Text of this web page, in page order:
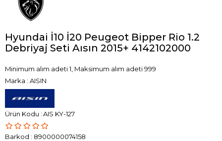
Hyundai İ10 İ20 Peugeot Bipper Rio 1.2
Debriyaj Seti Aısın 2015+ 4142102000
Minimum alım adeti 1, Maksimum alım adeti 999
Marka : AISIN
AIS KY-127
Barkod : 8900000074158